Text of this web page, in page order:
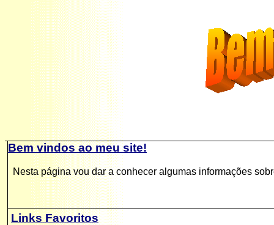
Bem vindos ao meu site!
Nesta página vou dar a conhecer algumas informações
Links Favoritos